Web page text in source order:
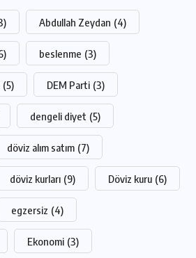
Abdullah Zeydan (4)
beslenme (3)
(5) DEM Parti (3)
dengeli diyet (5)
döviz alım satım (7)
döviz kurları (9) Döviz kuru (6)
egzersiz (4)
Ekonomi (3)